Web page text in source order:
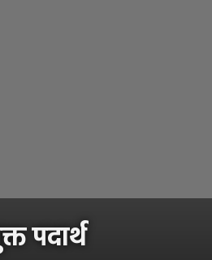
पदार्थ